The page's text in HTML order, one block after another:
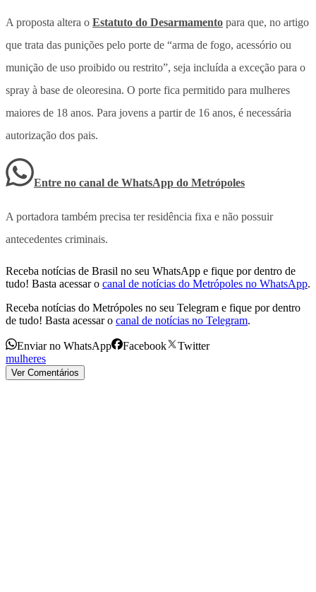
A proposta altera o Estatuto do Desarmamento para que, no artigo
que trata das punições pelo porte de “arma de fogo, acessório ou
munição de uso proibido ou restrito”, seja incluída a exceção para o
spray à base de oleoresina. O porte fica permitido para mulheres
maiores de 18 anos. Para jovens a partir de 16 anos, é necessária
autorização dos pais.
Entre no canal de WhatsApp do Metrópoles
A portadora também precisa ter residência fixa e não possuir
antecedentes criminais.
Receba notícias de Brasil no seu WhatsApp e fique por dentro de
tudo! Basta acessar o canal de notícias do Metrópoles no WhatsApp.
Receba notícias do Metrópoles no seu Telegram e fique por dentro
de tudo! Basta acessar o canal de notícias no Telegram.
Enviar no WhatsApp Facebook
Twitter
mulheres
Ver Comentários